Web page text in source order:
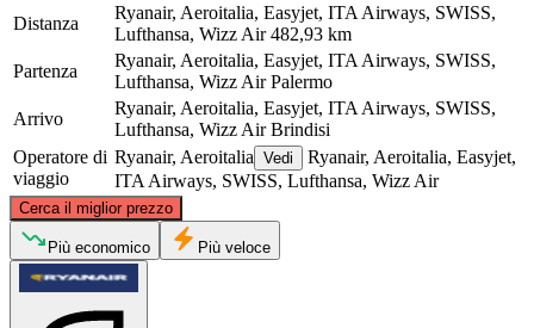
Distanza
Ryanair, Aeroitalia, Easyjet, ITA Airways, SWISS,
Lufthansa, Wizz Air 482,93 km
Partenza
Ryanair, Aeroitalia, Easyjet, ITA Airways, SWISS,
Lufthansa, Wizz Air Palermo
Arrivo
Ryanair, Aeroitalia, Easyjet, ITA Airways, SWISS,
Lufthansa, Wizz Air Brindisi
Operatore di
viaggio
Ryanair, Aeroitalia Vedi
Ryanair, Aeroitalia, Easyjet,
ITA Airways, SWISS, Lufthansa, Wizz Air
Cerca il miglior prezzo
© CARTO, ©OpenStreetMap contributors
Più economico Più veloce